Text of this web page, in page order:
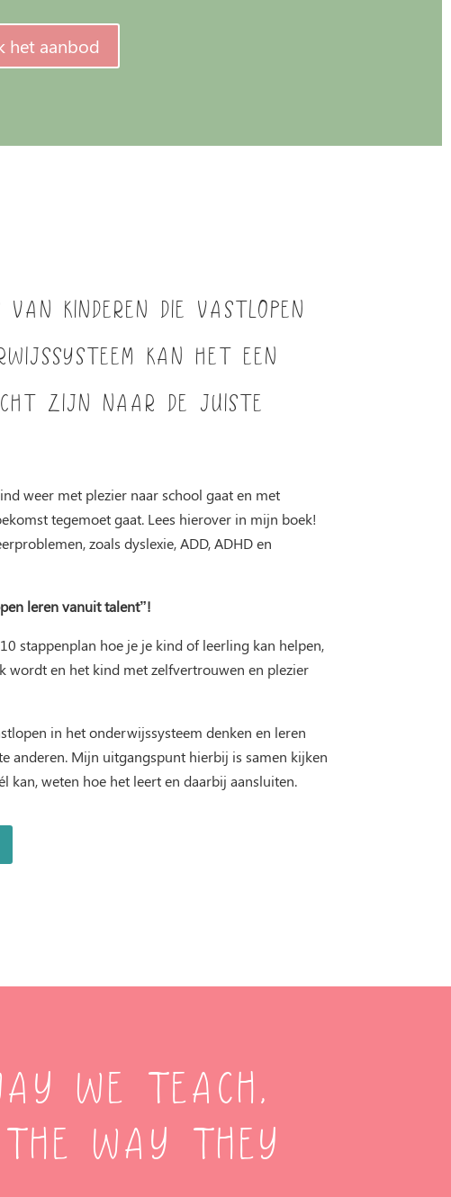
het aanbod
van kinderen die vastlopen
kan het een
zijn naar de juiste
weer met plezier naar school gaat en met
tegemoet gaat. Lees hierover in mijn boek!
zoals dyslexie, ADD, ADHD en
leren vanuit talent”!
stappenplan hoe je je kind of leerling kan helpen,
wordt en het kind met zelfvertrouwen en plezier
in het onderwijssysteem denken en leren
anderen. Mijn uitgangspunt hierbij is samen kijken
kan, weten hoe het leert en daarbij aansluiten.
we teach,
the way they